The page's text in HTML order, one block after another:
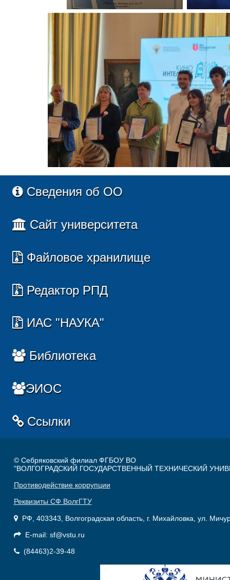
Сведения об ОО
Сайт университета
Файловое хранилище
Редактор РПД
ИАС "НАУКА"
Библиотека
ЭИОС
Ссылки
© Себряковский филиал ФГБОУ ВО
"ВОЛГОГРАДСКИЙ ГОСУДАРСТВЕННЫЙ ТЕХНИЧЕСКИЙ
Противодействие коррупции
Реквизиты СФ ВолгГТУ
РФ, 403343, Волгоградская область, г. Михайловка, ул.
E-mail: sf@vstu.ru
(84463)2-39-48